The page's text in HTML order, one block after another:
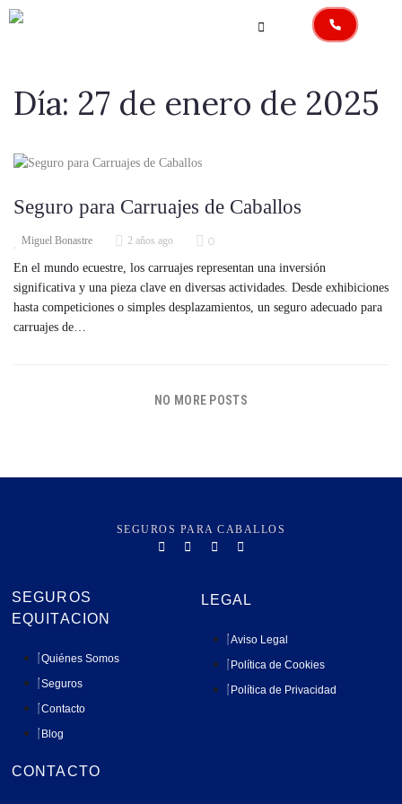
Día: 27 de enero de 2025
Seguro para Carruajes de Caballos
Miguel Bonastre 2 años ago 0
En el mundo ecuestre, los carruajes representan una inversión
significativa y una pieza clave en diversas actividades. Desde exhibiciones
hasta competiciones o simples desplazamientos, un seguro adecuado para
carruajes de…
NO MORE POSTS
SEGUROS PARA CABALLOS
SEGUROS
EQUITACION
Quiénes Somos
Seguros
Contacto
Blog
LEGAL
Aviso Legal
Política de Cookies
Política de Privacidad
CONTACTO